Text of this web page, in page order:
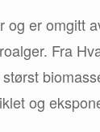
og er omgitt
Fra
og